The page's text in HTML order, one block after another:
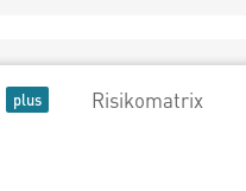
Risikomatrix